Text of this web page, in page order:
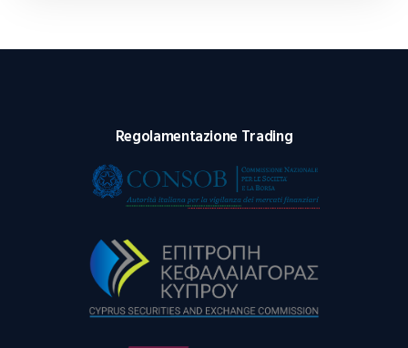
Regolamentazione Trading